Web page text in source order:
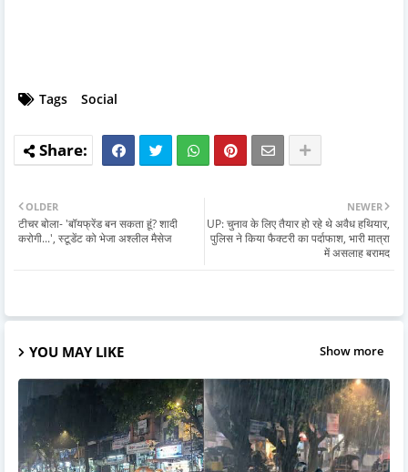
Tags Social
NEWER
UP: चुनाव के लिए तैयार हो रहे थे अवैध हथियार,
पुलिस ने किया फैक्टरी का पर्दाफाश, भारी मात्रा
में असलाह बरामद
OLDER
टीचर बोला- 'बॉयफ्रेंड बन सकता हूं? शादी
करोगी...', स्टूडेंट को भेजा अश्‍लील मैसेज
YOU MAY LIKE Show more